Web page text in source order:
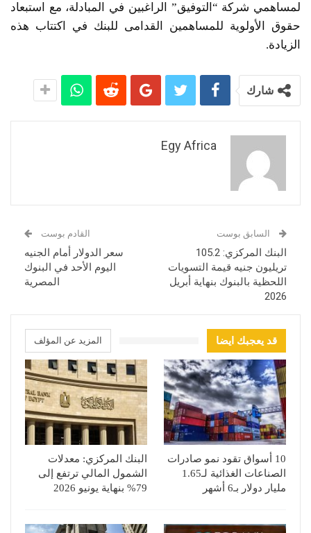
لمساهمي شركة “التوفيق” الراغبين في المبادلة، مع استبعاد
حقوق الأولوية للمساهمين القدامى للبنك في اكتتاب هذه
الزيادة.
شارك
Egy Africa
السابق بوست
البنك المركزي: 105.2
تريليون جنيه قيمة التسويات
اللحظية بالبنوك بنهاية أبريل
2026
القادم بوست
سعر الدولار أمام الجنيه
اليوم الأحد في البنوك
المصرية
قد يعجبك ايضا المزيد عن المؤلف
10 أسواق تقود نمو صادرات
الصناعات الغذائية لـ1.65
مليار دولار بـ6 أشهر
البنك المركزي: معدلات
الشمول المالي ترتفع إلى
79% بنهاية يونيو 2026